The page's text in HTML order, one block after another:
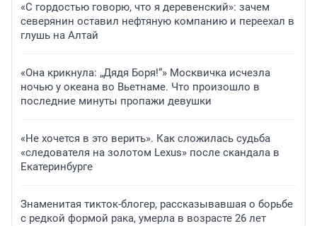
«С гордостью говорю, что я деревенский»: зачем
северянин оставил нефтяную компанию и переехал в
глушь на Алтай
«Она крикнула: „Дядя Боря!“» Москвичка исчезла
ночью у океана во Вьетнаме. Что произошло в
последние минуты пропажи девушки
«Не хочется в это верить». Как сложилась судьба
«следователя на золотом Lexus» после скандала в
Екатеринбурге
Знаменитая тикток-блогер, рассказывавшая о борьбе
с редкой формой рака, умерла в возрасте 26 лет